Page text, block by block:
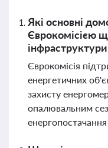
Які основні
Єврокомісією
Єврокомісія
енергетичних
захисту
опалювальним